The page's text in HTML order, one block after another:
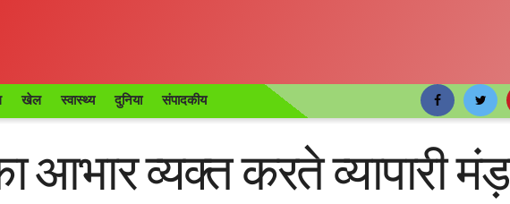
खेल स्वास्थ्य दुनिया संपादकीय
आभार व्यक्त करते व्यापारी